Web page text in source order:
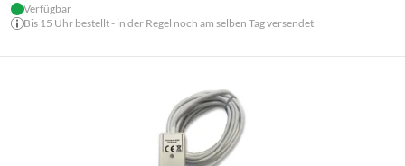
Verfügbar
Bis 15 Uhr bestellt - in der Regel noch am selben Tag versendet